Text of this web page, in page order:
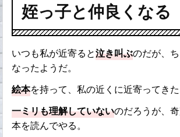
姪っ子と仲良くなる
いつも私が近寄ると泣き叫ぶのだが、
なったようだ。
絵本を持って、私の近くに近寄ってきた
一ミリも理解していないのだろうが、
本を読んでやる。